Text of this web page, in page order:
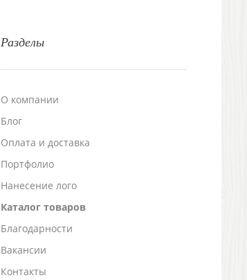
Разделы
О компании
Блог
Оплата и доставка
Портфолио
Нанесение лого
Каталог товаров
Благодарности
Вакансии
Контакты